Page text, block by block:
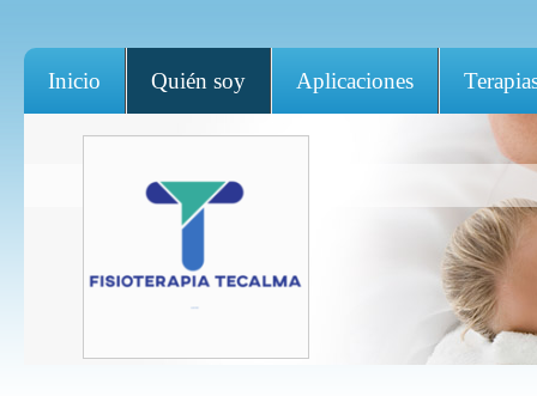
Inicio Quién soy Aplicaciones